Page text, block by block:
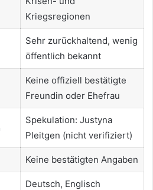
Kriegsregionen
Sehr zurückhaltend, wenig
öffentlich bekannt
Keine offiziell bestätigte
Freundin oder Ehefrau
Spekulation: Justyna
Pleitgen (nicht verifiziert)
Keine bestätigten Angaben
Deutsch, Englisch